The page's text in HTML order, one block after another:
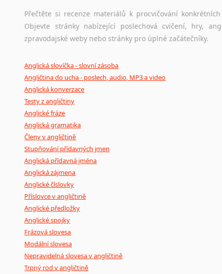
Přečtěte si recenze materiálů k procvičování
Objevte stránky nabízející poslechová cvičení, hry,
zpravodajské weby nebo stránky pro úplné začátečníky.
Anglická slovíčka - slovní zásoba
Angličtina do ucha - poslech, audio, MP3 a video
Anglická konverzace
Testy z angličtiny
Anglické fráze
Anglická gramatika
Členy v angličtině
Stupňování přídavných jmen
Anglická přídavná jména
Anglická zájmena
Anglické číslovky
Příslovce v angličtině
Anglické předložky
Anglické spojky
Frázová slovesa
Modální slovesa
Nepravidelná slovesa v angličtině
Trpný rod v angličtině